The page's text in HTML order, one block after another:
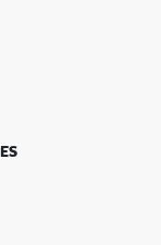
sous
de la